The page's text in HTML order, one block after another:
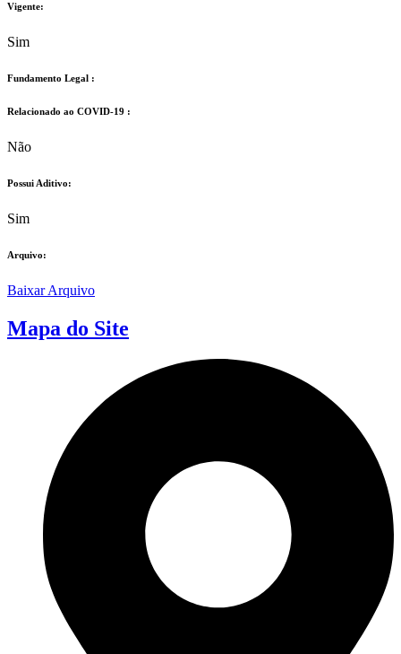
Vigente:
Sim
Fundamento Legal :​
Relacionado ao COVID-19 :​
Não
Possui Aditivo:​
Sim
Arquivo:
Baixar Arquivo
Mapa do Site